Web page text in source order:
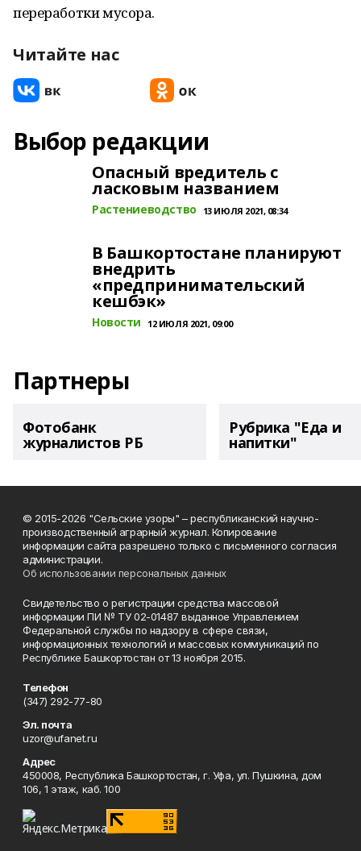
переработки мусора.
Читайте нас
Выбор редакции
Опасный вредитель с
ласковым названием
Растениеводство 13 ИЮЛЯ 2021, 08:34
В Башкортостане планируют
внедрить
«предпринимательский
кешбэк»
Новости 12 ИЮЛЯ 2021, 09:00
Партнеры
Фотобанк
журналистов РБ
Рубрика "Еда и
напитки"
© 2015-2026 "Сельские узоры" – республиканский научно-
производственный аграрный журнал. Копирование
информации сайта разрешено только с письменного согласия
администрации.
Об использовании персональных данных
Свидетельство о регистрации средства массовой
информации ПИ № ТУ 02-01487 выданное Управлением
Федеральной службы по надзору в сфере связи,
информационных технологий и массовых коммуникаций по
Республике Башкортостан от 13 ноября 2015.
Телефон
(347) 292-77-80
Эл. почта
uzor@ufanet.ru
Адрес
450008, Республика Башкортостан, г. Уфа, ул. Пушкина, дом
106, 1 этаж, каб. 100